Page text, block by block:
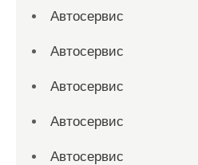
Автосервис
Автосервис
Автосервис
Автосервис
Автосервис